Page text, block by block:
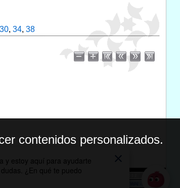
30, 34, 38
contenidos personalizados.